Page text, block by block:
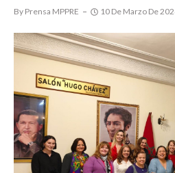
By Prensa MPPRE 10 De Marzo De